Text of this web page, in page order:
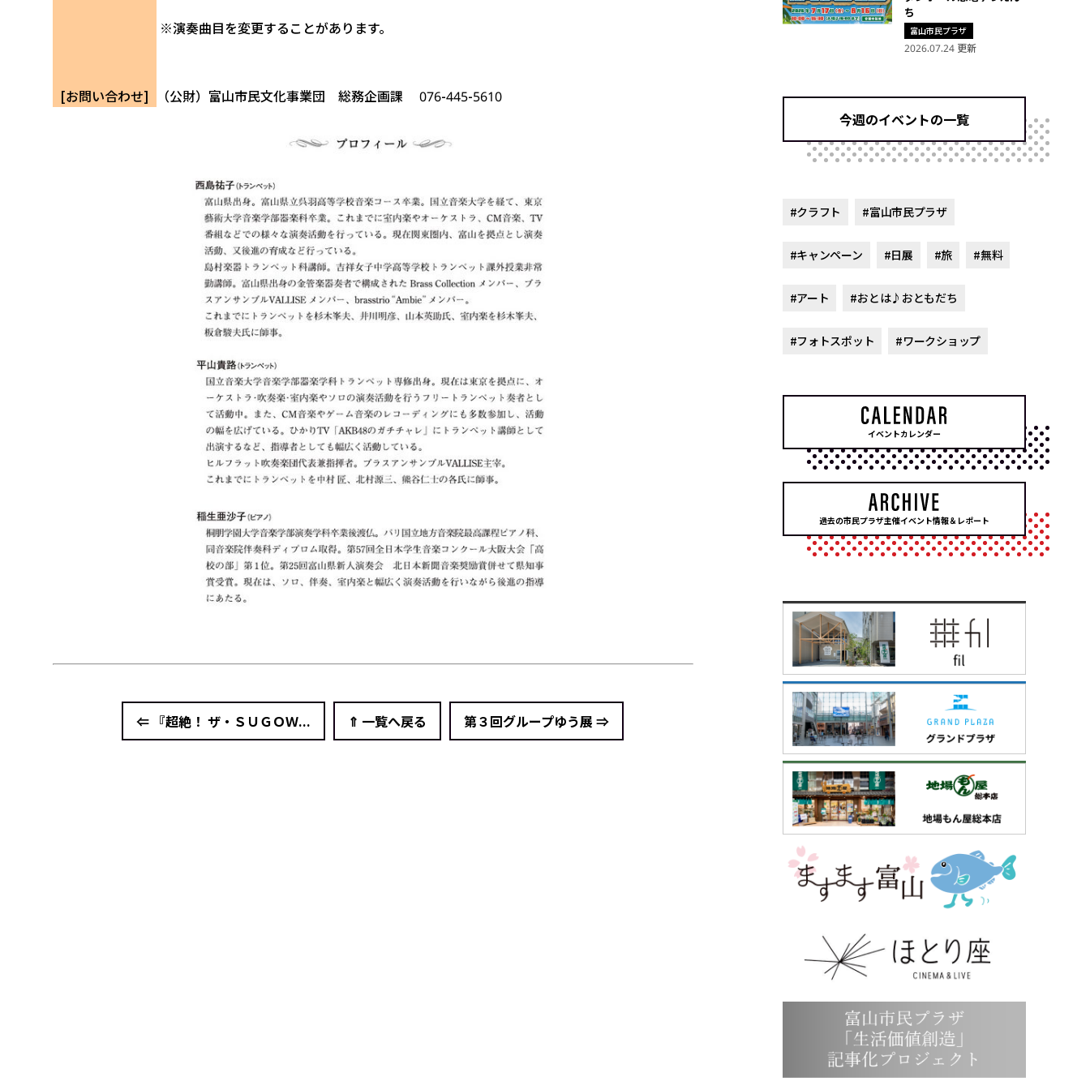
※演奏曲目を変更することがあります。
[お問い合わせ] （公財）富山市民文化事業団 総務企画課 076-445-5610
⇐ 『超絶！ ザ・ＳＵＧＯＷ... ⇑ 一覧へ戻る 第３回グループゆう展 ⇒
富山市民プラザ
ち
2026.07.24 更新
今週のイベントの一覧
#クラフト #富山市民プラザ
#キャンペーン #日展 #旅 #無料
#アート #おとは♪おともだち
#フォトスポット #ワークショップ
イベントカレンダー
過去の市民プラザ主催イベント情報＆レポート